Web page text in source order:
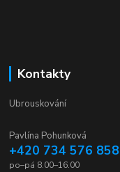
Kontakty
Ubrouskování
Pavlína Pohunková
+420 734 576 858
po–pá 8.00–16.00